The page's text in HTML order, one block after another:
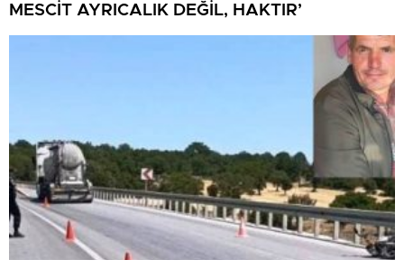
MESCİT AYRICALIK DEĞİL, HAKTIR’